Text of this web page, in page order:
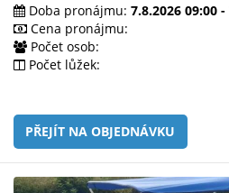
Doba pronájmu: 7.8.2026 09:00
Cena pronájmu:
Počet osob:
Počet lůžek:
PŘEJÍT NA OBJEDNÁVKU
mailem.
objednat
poukaz